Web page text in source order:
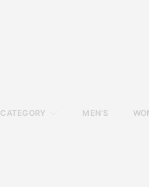
CATEGORY MEN'S